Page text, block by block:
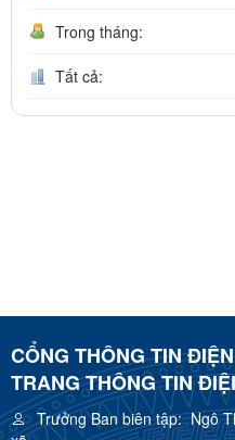
Trong tháng:
Tất cả:
CỔNG THÔNG TIN
TRANG THÔNG TIN
Trưởng Ban biên tập:Ngô